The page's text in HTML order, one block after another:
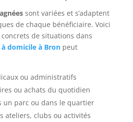
sont variées et s’adaptent
de chaque bénéficiaire. Voici
de situations dans
domicile à Bron peut
ou administratifs
ou achats du quotidien
un parc ou dans le quartier
ateliers, clubs ou activités